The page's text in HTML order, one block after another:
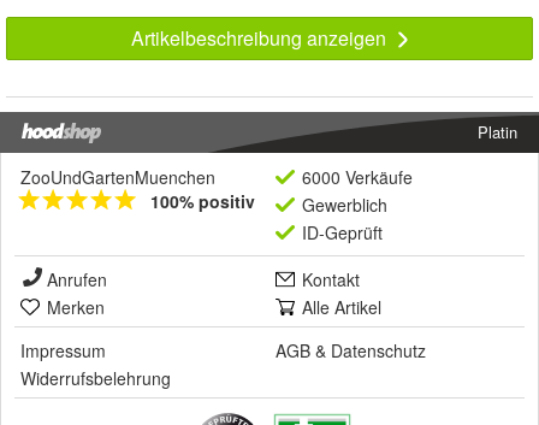
Artikelbeschreibung anzeigen
Platin
ZooUndGartenMuenchen
100% positiv
6000 Verkäufe
Gewerblich
ID-Geprüft
Anrufen
Kontakt
Merken
Alle Artikel
Impressum
AGB & Datenschutz
Widerrufsbelehrung